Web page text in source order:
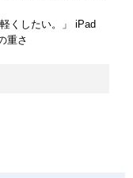
くしたい。」 iPad
重さ